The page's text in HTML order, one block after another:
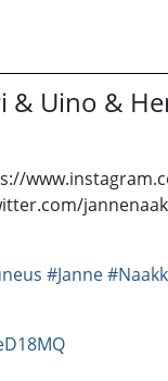
& Uino &
#Janne